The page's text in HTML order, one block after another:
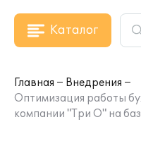
Каталог
Главная
Внедрения
Оптимизация работы
компании "Три О" на